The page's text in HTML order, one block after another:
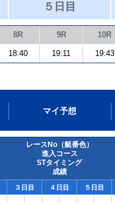
５日目
8R 9R 10R
18:40 19:11 19:43
マイ予想
レースNo（艇番色）
進入コース
STタイミング
成績
３日目 ４日目 ５日目